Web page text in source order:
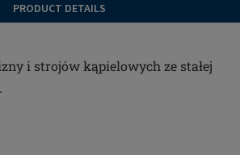
PRODUCT DETAILS
i strojów kąpielowych ze stałej